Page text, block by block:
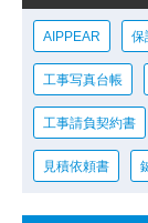
AIPPEAR 保
工事写真台帳
工事請負契約書
見積依頼書